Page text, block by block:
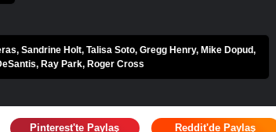
Sandrine Holt, Talisa Soto, Gregg Henry, Mike Dopud,
Ray Park, Roger Cross
Pinterest'te Paylaş Reddit'de Paylaş